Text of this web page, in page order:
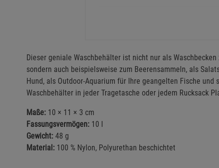
Dieser geniale Waschbehälter ist nicht nur als
sondern auch beispielsweise zum Beerensammeln, als
Hund, als Outdoor-Aquarium für Ihre geangelten Fische
Waschbehälter in jeder Tragetasche oder jedem Rucksack
Maße: 10 × 11 × 3 cm
Fassungsvermögen: 10 l
Gewicht: 48 g
Material: 100 % Nylon, Polyurethan beschichtet